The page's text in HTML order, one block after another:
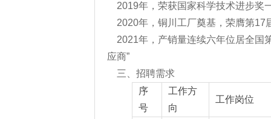
2019年，荣获国家科学技术进步奖
2020年，铜川工厂奠基，荣膺第17
2021年，产销量连续六年位居全国
应商”
三、招聘需求
序
号
工作方
向
工作岗位